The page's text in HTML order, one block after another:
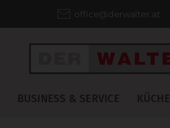
office@derwalter.at
BUSINESS & SERVICE KÜCHE